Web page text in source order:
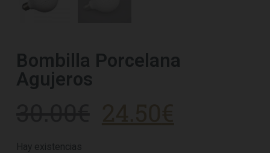
Bombilla Porcelana
Agujeros
Hay existencias